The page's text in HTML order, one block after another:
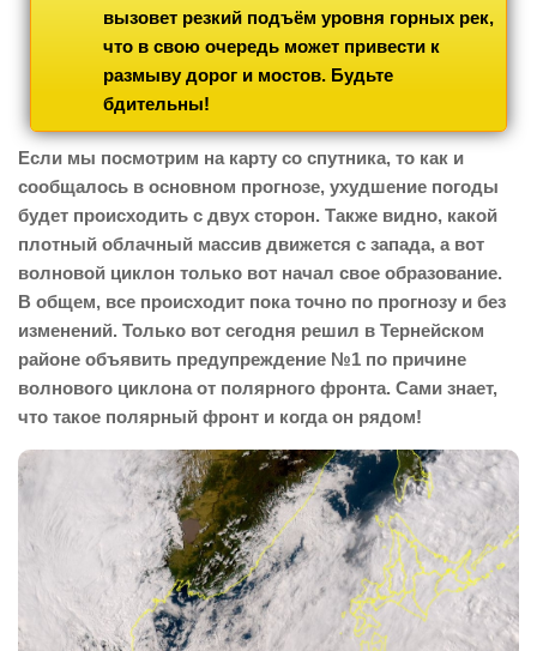
вызовет резкий подъём уровня горных рек,
что в свою очередь может привести к
размыву дорог и мостов. Будьте
бдительны!
Если мы посмотрим на карту со спутника, то как и
сообщалось в основном прогнозе, ухудшение погоды
будет происходить с двух сторон. Также видно, какой
плотный облачный массив движется с запада, а вот
волновой циклон только вот начал свое образование.
В общем, все происходит пока точно по прогнозу и без
изменений. Только вот сегодня решил в Тернейском
районе объявить предупреждение №1 по причине
волнового циклона от полярного фронта. Сами знает,
что такое полярный фронт и когда он рядом!